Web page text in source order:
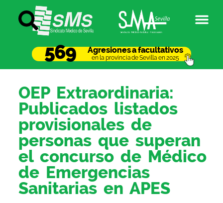
Agresiones a facultativos
en la provincia de Sevilla en 2025
569
OEP Extraordinaria:
Publicados listados
provisionales de
personas que superan
el concurso de Médico
de Emergencias
Sanitarias en APES